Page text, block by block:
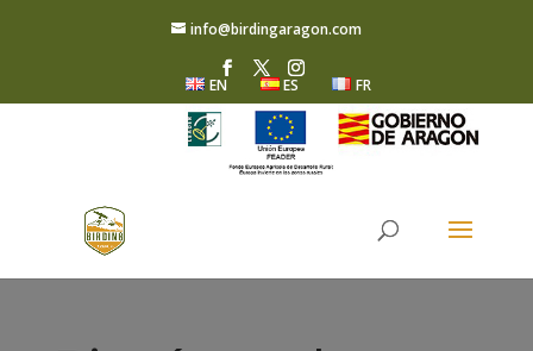
info@birdingaragon.com
EN ES FR